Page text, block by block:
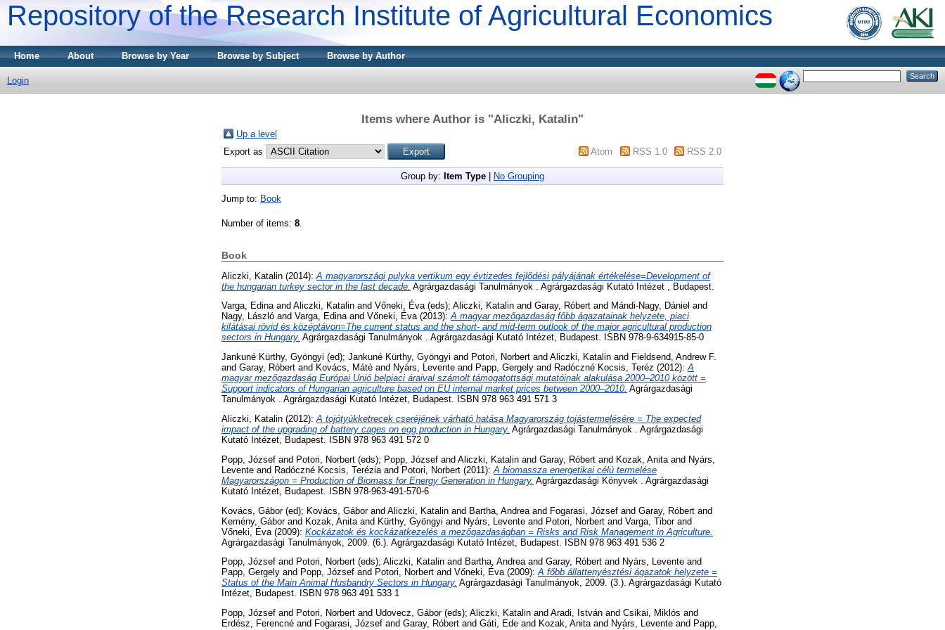
Repository of the Research Institute of Agricultural Economics
Home About Browse by Year Browse by Subject Browse by Author
Login
Items where Author is "Aliczki, Katalin"
Up a level
Export as
Atom RSS 1.0 RSS 2.0
Group by: Item Type No Grouping
Jump to: Book
Number of items: 8
Book
Aliczki, Katalin (2014): A magyarországi pulyka vertikum egy évtizedes fejlődési pályájának értékelése=Development of
the hungarian turkey sector in the last decade. Agrárgazdasági Tanulmányok . Agrárgazdasági Kutató Intézet , Budapest.
Varga, Edinaand Aliczki, Katalin and Vőneki, Éva(eds); Aliczki, Katalin and Garay, Róbert and Mándi-Nagy, Dániel and
Nagy, László and Varga, Edinaand Vőneki, Éva(2013):A magyar mezőgazdaság főbb ágazatainak helyzete, piaci
kilátásai rövid és középtávon=The current status and the short- and mid-term outlook of the major agricultural production
sectors in Hungary. Agrárgazdasági Tanulmányok . Agrárgazdasági Kutató Intézet, Budapest. ISBN 978-9-634915-85-0
Jankuné Kürthy, Gyöngyi (ed); Jankuné Kürthy, Gyöngyi and Potori, Norbert and Aliczki, Katalin and Fieldsend, Andrew F.
and Garay, Róbert and Kovács, Máté and Nyárs, Levente and Papp, Gergely and Radóczné Kocsis, Teréz (2012):A
magyar mezőgazdaság Európai Unió belpiaci áraival számolt támogatottsági mutatóinak alakulása 2000–2010 között =
Support indicators of Hungarian agriculture based on EU internal market prices between 2000–2010. Agrárgazdasági
Tanulmányok . Agrárgazdasági Kutató Intézet, Budapest. ISBN 978 963 491 571 3
Aliczki, Katalin (2012): A tojótyúkketrecek cseréjének várható hatása Magyarország tojástermelésére = The expected
impact of the upgrading of battery cages on egg production in Hungary. Agrárgazdasági Tanulmányok . Agrárgazdasági
Kutató Intézet, Budapest. ISBN 978 963 491 572 0
Popp, József and Potori, Norbert (eds); Popp, József and Aliczki, Katalin and Garay, Róbert and Kozak, Anita and Nyárs,
Levente and Radóczné Kocsis, Terézia and Potori, Norbert (2011): A biomassza energetikai célú termelése
Magyarországon = Production of Biomass for Energy Generation in Hungary. Agrárgazdasági Könyvek . Agrárgazdasági
Kutató Intézet, Budapest. ISBN 978-963-491-570-6
Kovács, Gábor(ed); Kovács, Gáborand Aliczki, Katalin and Bartha, Andrea and Fogarasi, József and Garay, Róbert and
Kemény, Gáborand Kozak, Anita and Kürthy, Gyöngyi and Nyárs, Levente and Potori, Norbert and Varga, Tiborand
Vőneki, Éva (2009): Kockázatok és kockázatkezelés a mezőgazdaságban = Risks and Risk Management in Agriculture.
Agrárgazdasági Tanulmányok, 2009. (6.). Agrárgazdasági Kutató Intézet, Budapest. ISBN 978 963 491 536 2
Popp, József and Potori, Norbert (eds); Aliczki, Katalin and Bartha, Andreaand Garay, Róbert and Nyárs, Levente and
Papp, Gergely and Popp, József and Potori, Norbert and Vőneki, Éva(2009):A főbb állattenyésztési ágazatok helyzete =
Status of the Main Animal Husbandry Sectors in Hungary. Agrárgazdasági Tanulmányok, 2009. (3.). Agrárgazdasági Kutató
Intézet, Budapest. ISBN 978 963 491 533 1
Popp, József and Potori, Norbert and Udovecz, Gábor(eds); Aliczki, Katalin and Aradi, István and Csikai, Miklós and
Erdész, Ferencné and Fogarasi, József and Garay, Róbert and Gáti, Ede and Kozak, Anitaand Nyárs, Levente and Papp,